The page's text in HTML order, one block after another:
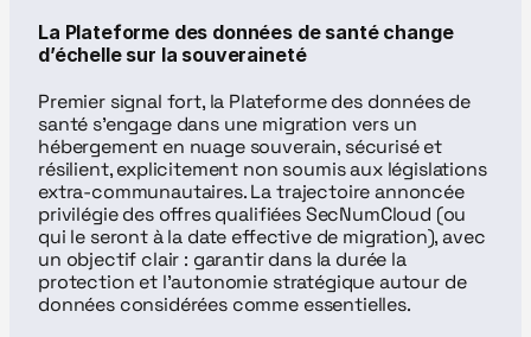
La Plateforme des données de santé change
d’échelle sur la souveraineté
Premier signal fort, la Plateforme des données de
santé s’engage dans une migration vers un
hébergement en nuage souverain, sécurisé et
résilient, explicitement non soumis aux législations
extra-communautaires. La trajectoire annoncée
privilégie des offres qualifiées SecNumCloud (ou
qui le seront à la date effective de migration), avec
un objectif clair : garantir dans la durée la
protection et l’autonomie stratégique autour de
données considérées comme essentielles.